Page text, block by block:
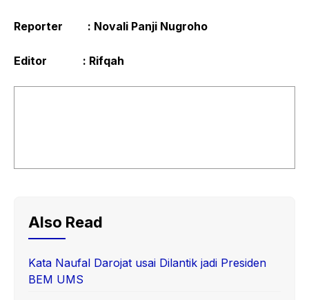
Reporter : Novali Panji Nugroho
Editor : Rifqah
Also Read
Kata Naufal Darojat usai Dilantik jadi Presiden
BEM UMS